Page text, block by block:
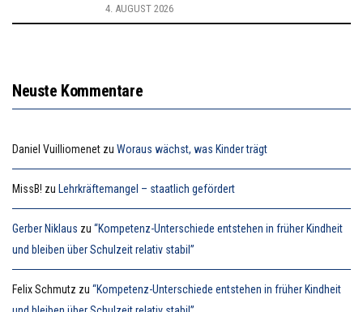
4. AUGUST 2026
Neuste Kommentare
Daniel Vuilliomenet zu Woraus wächst, was Kinder trägt
MissB! zu Lehrkräftemangel – staatlich gefördert
Gerber Niklaus zu “Kompetenz-Unterschiede entstehen in früher Kindheit
und bleiben über Schulzeit relativ stabil”
Felix Schmutz zu “Kompetenz-Unterschiede entstehen in früher Kindheit